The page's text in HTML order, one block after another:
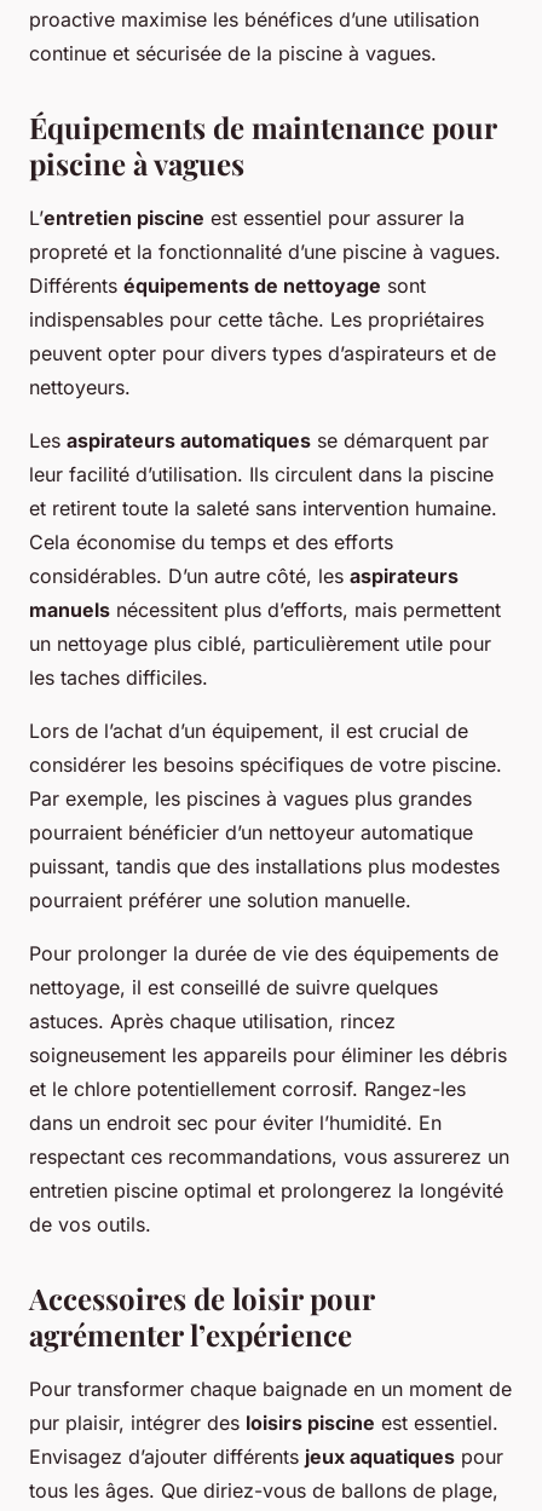
proactive maximise les bénéfices d’une utilisation
continue et sécurisée de la piscine à vagues.
Équipements de maintenance pour
piscine à vagues
L’entretien piscine est essentiel pour assurer la
propreté et la fonctionnalité d’une piscine à vagues.
Différents équipements de nettoyage sont
indispensables pour cette tâche. Les propriétaires
peuvent opter pour divers types d’aspirateurs et de
nettoyeurs.
Les aspirateurs automatiques se démarquent par
leur facilité d’utilisation. Ils circulent dans la piscine
et retirent toute la saleté sans intervention humaine.
Cela économise du temps et des efforts
considérables. D’un autre côté, les aspirateurs
manuels nécessitent plus d’efforts, mais permettent
un nettoyage plus ciblé, particulièrement utile pour
les taches difficiles.
Lors de l’achat d’un équipement, il est crucial de
considérer les besoins spécifiques de votre piscine.
Par exemple, les piscines à vagues plus grandes
pourraient bénéficier d’un nettoyeur automatique
puissant, tandis que des installations plus modestes
pourraient préférer une solution manuelle.
Pour prolonger la durée de vie des équipements de
nettoyage, il est conseillé de suivre quelques
astuces. Après chaque utilisation, rincez
soigneusement les appareils pour éliminer les débris
et le chlore potentiellement corrosif. Rangez-les
dans un endroit sec pour éviter l’humidité. En
respectant ces recommandations, vous assurerez un
entretien piscine optimal et prolongerez la longévité
de vos outils.
Accessoires de loisir pour
agrémenter l’expérience
Pour transformer chaque baignade en un moment de
pur plaisir, intégrer des loisirs piscine est essentiel.
Envisagez d’ajouter différents jeux aquatiques pour
tous les âges. Que diriez-vous de ballons de plage,